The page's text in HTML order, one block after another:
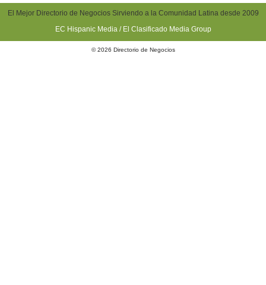
El Mejor Directorio de Negocios Sirviendo a la Comunidad Latina desde 2009
EC Hispanic Media / El Clasificado Media Group
© 2026 Directorio de Negocios